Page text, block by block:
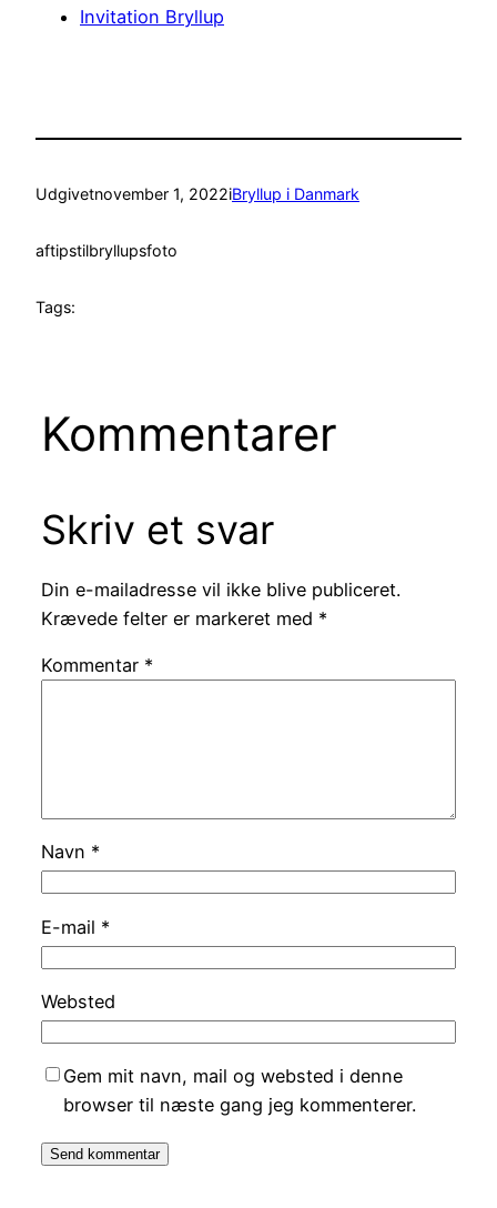
Invitation Bryllup
Udgivetnovember 1, 2022iBryllup i Danmark
aftipstilbryllupsfoto
Tags:
Kommentarer
Skriv et svar
Din e-mailadresse vil ikke blive publiceret.
Krævede felter er markeret med *
Kommentar *
Navn *
E-mail *
Websted
Gem mit navn, mail og websted i denne
browser til næste gang jeg kommenterer.